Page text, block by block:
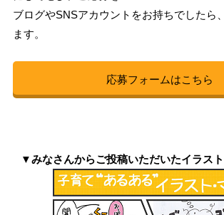
ブログやSNSアカウントをお持ちでしたら
ます。
応募フォームはこちら
▼みなさんからご投稿いただいたイラス